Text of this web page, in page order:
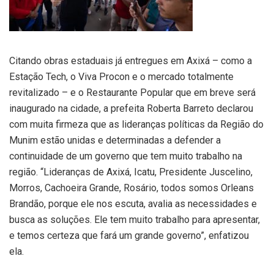
Citando obras estaduais já entregues em Axixá – como a
Estação Tech, o Viva Procon e o mercado totalmente
revitalizado – e o Restaurante Popular que em breve será
inaugurado na cidade, a prefeita Roberta Barreto declarou
com muita firmeza que as lideranças políticas da Região do
Munim estão unidas e determinadas a defender a
continuidade de um governo que tem muito trabalho na
região. “Lideranças de Axixá, Icatu, Presidente Juscelino,
Morros, Cachoeira Grande, Rosário, todos somos Orleans
Brandão, porque ele nos escuta, avalia as necessidades e
busca as soluções. Ele tem muito trabalho para apresentar,
e temos certeza que fará um grande governo”, enfatizou
ela.